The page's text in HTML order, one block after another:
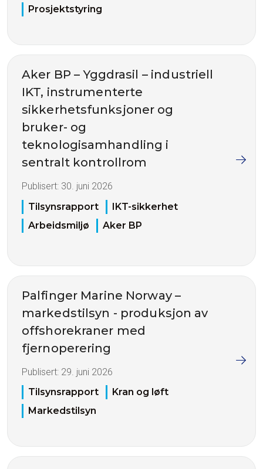
Prosjektstyring
Aker BP – Yggdrasil – industriell
IKT, instrumenterte
sikkerhetsfunksjoner og
bruker- og
teknologisamhandling i
sentralt kontrollrom
Publisert: 30. juni 2026
Tilsynsrapport
IKT-sikkerhet
Arbeidsmiljø
Aker BP
Palfinger Marine Norway –
markedstilsyn - produksjon av
offshorekraner med
fjernoperering
Publisert: 29. juni 2026
Tilsynsrapport
Kran og løft
Markedstilsyn